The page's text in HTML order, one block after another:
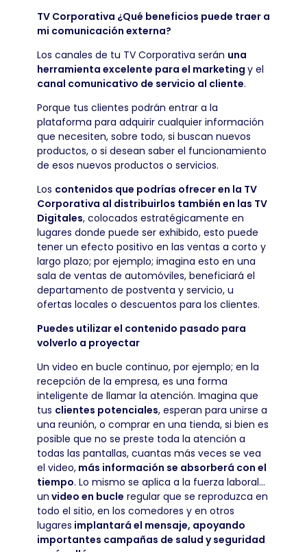
TV Corporativa ¿Qué beneficios puede traer a
mi comunicación externa?
Los canales de tu TV Corporativa serán una
herramienta excelente para el marketing y el
canal comunicativo de servicio al cliente.
Porque tus clientes podrán entrar a la
plataforma para adquirir cualquier información
que necesiten, sobre todo, si buscan nuevos
productos, o si desean saber el funcionamiento
de esos nuevos productos o servicios.
Los contenidos que podrías ofrecer en la TV
Corporativa al distribuirlos también en las TV
Digitales, colocados estratégicamente en
lugares donde puede ser exhibido, esto puede
tener un efecto positivo en las ventas a corto y
largo plazo; por ejemplo; imagina esto en una
sala de ventas de automóviles, beneficiará el
departamento de postventa y servicio, u
ofertas locales o descuentos para los clientes.
Puedes utilizar el contenido pasado para
volverlo a proyectar
Un video en bucle continuo, por ejemplo; en la
recepción de la empresa, es una forma
inteligente de llamar la atención. Imagina que
tus clientes potenciales, esperan para unirse a
una reunión, o comprar en una tienda, si bien es
posible que no se preste toda la atención a
todas las pantallas, cuantas más veces se vea
el video,más información se absorberá con el
tiempo. Lo mismo se aplica a la fuerza laboral…
un video en bucle regular que se reproduzca en
todo el sitio, en los comedores y en otros
lugares implantará el mensaje, apoyando
importantes campañas de salud y seguridad